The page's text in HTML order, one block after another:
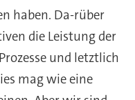
haben. Da-rüber
die Leistung der
und letztlich
mag wie eine